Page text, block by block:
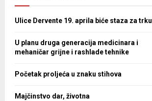
Ulice Dervente 19. aprila biće staza za trku
U planu druga generacija medicinara i
mehaničar grijne i rashlade tehnike
Početak proljeća u znaku stihova
Majčinstvo dar, životna